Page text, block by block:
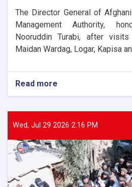
The Director General of
Management Authority,
Nooruddin Turabi, after
Maidan Wardag, Logar, Kapisa
Read more
The
General
of
laid
the
foundation
stone
Wed, Jul 29 2026 2:16 PM